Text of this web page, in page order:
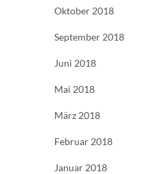
Oktober 2018
September 2018
Juni 2018
Mai 2018
März 2018
Februar 2018
Januar 2018